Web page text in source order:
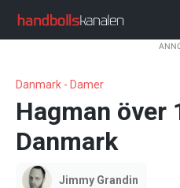
Danmark - Damer
Hagman över
Danmark
Jimmy Grandin